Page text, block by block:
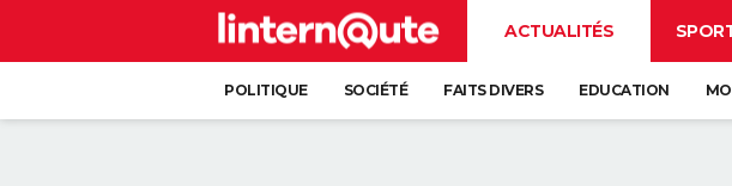
ACTUALITÉS
POLITIQUE SOCIÉTÉ FAITS DIVERS EDUCATION